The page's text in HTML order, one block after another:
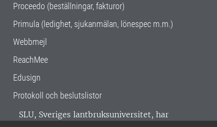
Proceedo (beställningar, fakturor)
Primula (ledighet, sjukanmälan, lönespec m.m.)
Webbmejl
ReachMee
Edusign
Protokoll och beslutslistor
SLU, Sveriges lantbruksuniversitet, har